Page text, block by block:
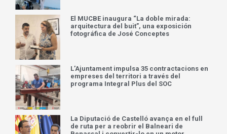
El MUCBE inaugura “La doble mirada:
arquitectura del buit”, una exposición
fotográfica de José Conceptes
L’Ajuntament impulsa 35 contractacions en
empreses del territori a través del
programa Integral Plus del SOC
La Diputació de Castelló avança en el full
de ruta per a reobrir el Balneari de